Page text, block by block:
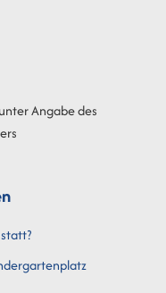
unter Angabe des